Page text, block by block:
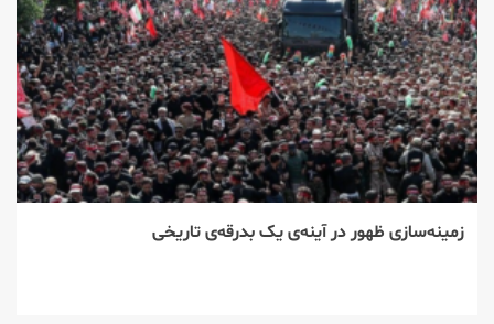
زمینه‌سازی ظهور در آینه‌ی یک بدرقه‌ی تاریخی